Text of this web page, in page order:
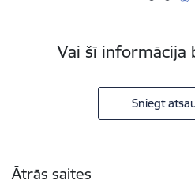
Vai šī informācija
Sniegt
Ātrās saites